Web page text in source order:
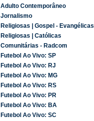
Adulto Contemporâneo
Jornalismo
Religiosas | Gospel - Evangélicas
Religiosas | Católicas
Comunitárias - Radcom
Futebol Ao Vivo: SP
Futebol Ao Vivo: RJ
Futebol Ao Vivo: MG
Futebol Ao Vivo: RS
Futebol Ao Vivo: PR
Futebol Ao Vivo: BA
Futebol Ao Vivo: SC